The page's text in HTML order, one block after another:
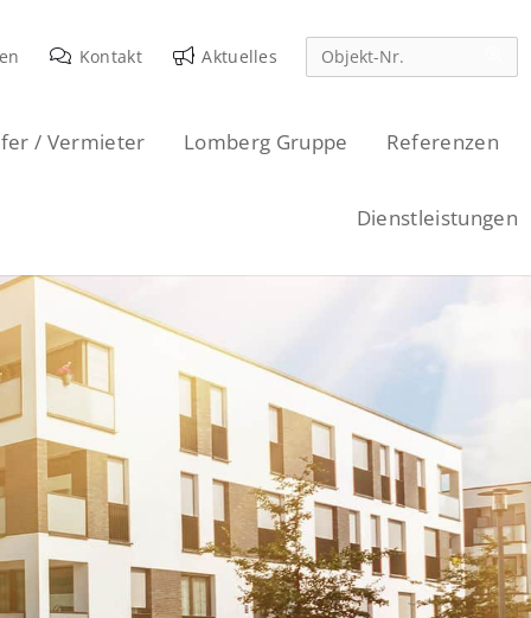
Kontakt Aktuelles
/ Vermieter Lomberg Gruppe Referenzen
Dienstleistungen